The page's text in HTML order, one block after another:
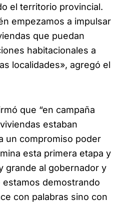
el territorio provincial.
empezamos a impulsar
que puedan
habitacionales a
localidades», agregó el
que “en campaña
estaban
un compromiso poder
esta primera etapa y
grande al gobernador y
demostrando
con palabras sino con